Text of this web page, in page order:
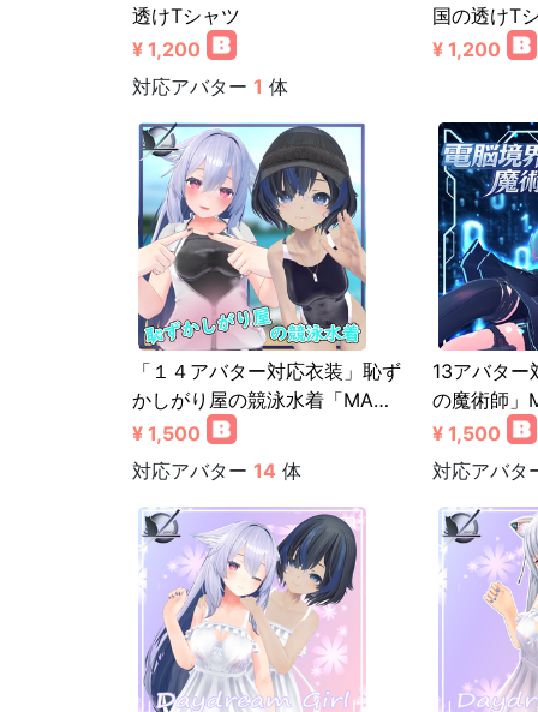
透けTシャツ
¥ 1,200
対応アバター 1 体
国の透けT
¥ 1,200
「１４アバター対応衣装」恥ず
かしがり屋の競泳水着「MA…
¥ 1,500
対応アバター 14 体
13アバター
の魔術師」
¥ 1,500
対応アバタ